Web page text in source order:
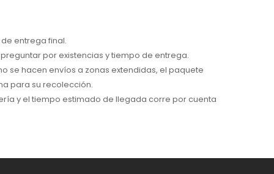
entrega final.
por existencias y tiempo de entrega.
se hacen envíos a zonas extendidas, el paquete
para su recolección.
y el tiempo estimado de llegada corre por cuenta